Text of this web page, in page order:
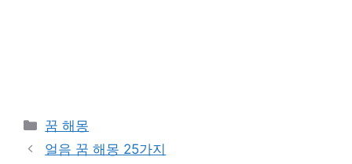
카
테
꿈 해몽
얼음 꿈 해몽 25가지